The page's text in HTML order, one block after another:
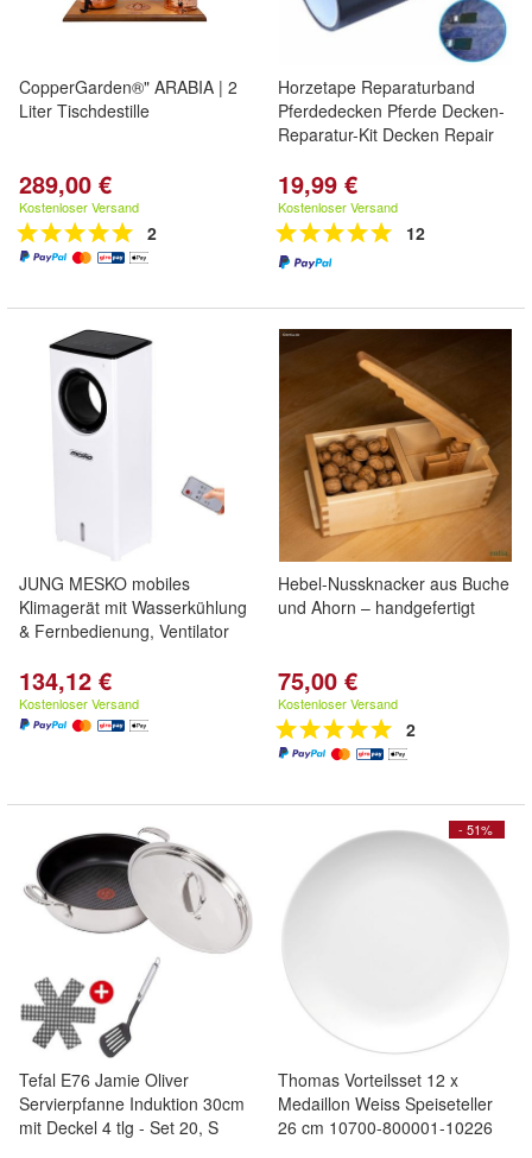
CopperGarden®" ARABIA | 2
Liter Tischdestille
289,00 €
Kostenloser Versand
2
Horzetape Reparaturband
Pferdedecken Pferde Decken-
Reparatur-Kit Decken Repair
19,99 €
Kostenloser Versand
12
JUNG MESKO mobiles
Klimagerät mit Wasserkühlung
& Fernbedienung, Ventilator
134,12 €
Kostenloser Versand
Hebel-Nussknacker aus Buche
und Ahorn – handgefertigt
75,00 €
Kostenloser Versand
2
Tefal E76 Jamie Oliver
Servierpfanne Induktion 30cm
mit Deckel 4 tlg - Set 20, S
- 51%
Thomas Vorteilsset 12 x
Medaillon Weiss Speiseteller
26 cm 10700-800001-10226